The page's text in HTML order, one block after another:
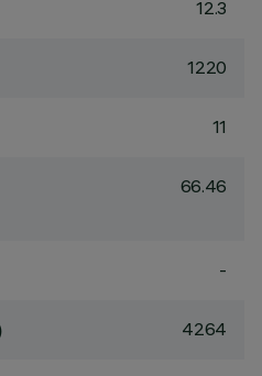
12.3
1220
11
66.46
-
4264